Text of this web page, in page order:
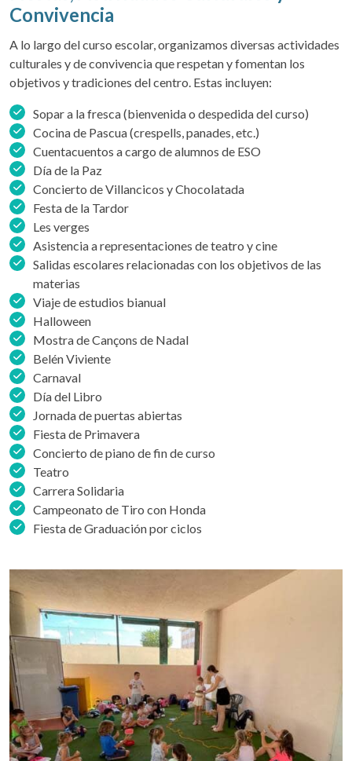
Convivencia
A lo largo del curso escolar, organizamos diversas actividades
culturales y de convivencia que respetan y fomentan los
objetivos y tradiciones del centro. Estas incluyen:
Sopar a la fresca (bienvenida o despedida del curso)
Cocina de Pascua (crespells, panades, etc.)
Cuentacuentos a cargo de alumnos de ESO
Día de la Paz
Concierto de Villancicos y Chocolatada
Festa de la Tardor
Les verges
Asistencia a representaciones de teatro y cine
Salidas escolares relacionadas con los objetivos de las
materias
Viaje de estudios bianual
Halloween
Mostra de Cançons de Nadal
Belén Viviente
Carnaval
Día del Libro
Jornada de puertas abiertas
Fiesta de Primavera
Concierto de piano de fin de curso
Teatro
Carrera Solidaria
Campeonato de Tiro con Honda
Fiesta de Graduación por ciclos